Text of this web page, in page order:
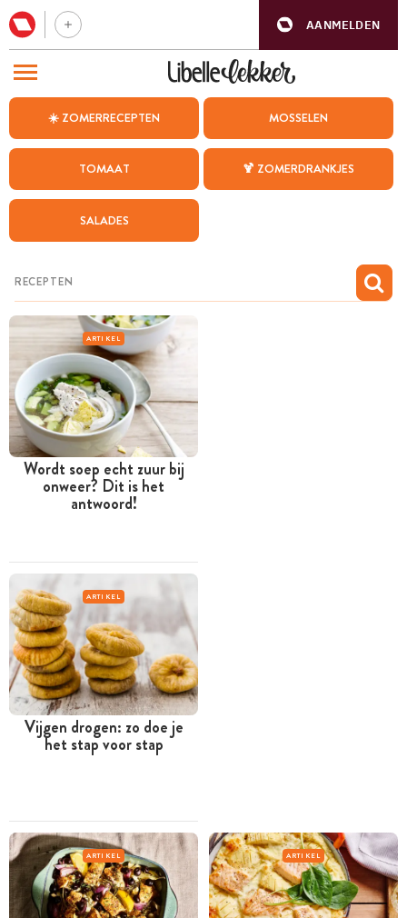
AANMELDEN
☀️ ZOMERRECEPTEN MOSSELEN
TOMAAT 🍹 ZOMERDRANKJES
SALADES
ARTIKEL
Wordt soep echt zuur bij
onweer? Dit is het
antwoord!
ARTIKEL
Vijgen drogen: zo doe je
het stap voor stap
ARTIKEL ARTIKEL
BEZOEK ONZE ANDERE WEBSITES
WEEKMENU
CHAT MET MAIA
MIJN BEWAARDE RECEPTEN